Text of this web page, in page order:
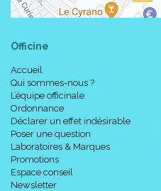
Officine
Accueil
Qui sommes-nous ?
L’équipe officinale
Ordonnance
Déclarer un effet indésirable
Poser une question
Laboratoires & Marques
Promotions
Espace conseil
Newsletter